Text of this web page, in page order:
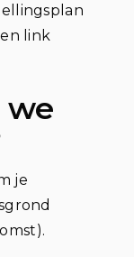
link
we
je